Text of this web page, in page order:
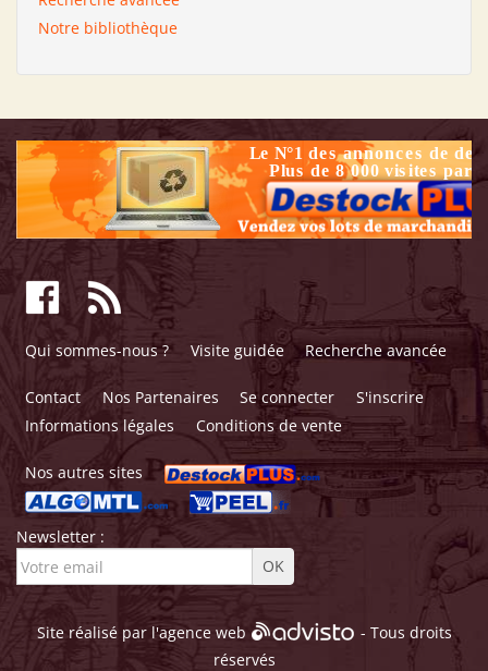
Notre bibliothèque
Qui sommes-nous ? Visite guidée Recherche avancée
Contact Nos Partenaires Se connecter
S'inscrire
Informations légales
Conditions de vente
Nos autres sites
Newsletter :
Site réalisé par l'agence web
- Tous droits
réservés